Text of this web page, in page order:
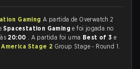
GamingA partida de Overwatch 2
Spacestation Gaminge foi jogada no
às 20:00 . A partida foi uma Best of 3 e
America Stage 2 Group Stage - Round 1.